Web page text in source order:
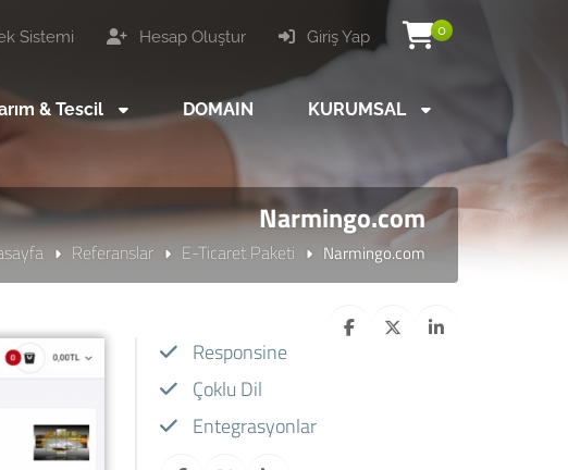
0
Giriş Yap
Hesap Oluştur
Sistemi
& Tescil DOMAIN KURUMSAL
Narmingo.com
Referanslar E-Ticaret Paketi Narmingo.com
Responsine
Çoklu Dil
Entegrasyonlar